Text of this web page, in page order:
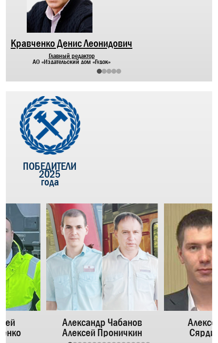
Кравченко Денис Леонидович
Главный редактор
АО «Издательский дом «Гудок»
ПОБЕДИТЕЛИ
2025
года
Александр Чабанов
Алексей Проничкин